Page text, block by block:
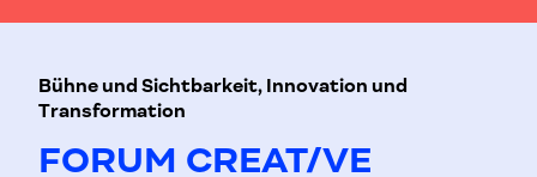
Bühne und Sichtbarkeit, Innovation und
Transformation
FORUM CREAT/VE